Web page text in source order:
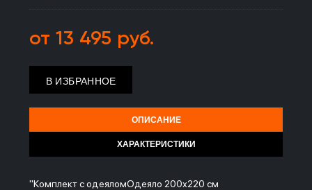
от 13 495 руб.
В ИЗБРАННОЕ
ОПИСАНИЕ
ХАРАКТЕРИСТИКИ
"Комплект с одеяломОдеяло 200х220 см